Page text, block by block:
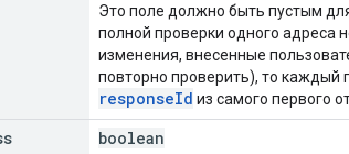
Это поле должно быть пустым
полной проверки одного адреса
изменения, внесенные
повторно проверить), то каждый
responseId из самого первого
boolean